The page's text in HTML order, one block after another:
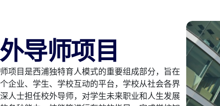
导师项目
项目是西浦独特育人模式的重要组成部分，旨在
企业、学生、学校互动的平台，学校从社会各界
人士担任校外导师，对学生未来职业和人生发展